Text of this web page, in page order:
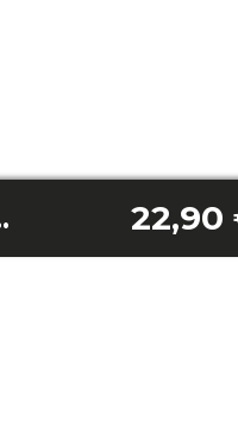
22,90